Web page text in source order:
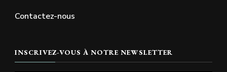
Contactez-nous
INSCRIVEZ-VOUS À NOTRE NEWSLETTER